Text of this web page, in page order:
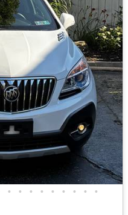
• • • • • • • • •